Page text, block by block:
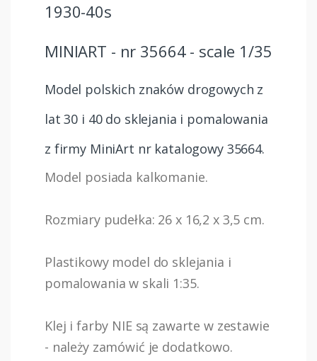
1930-40s
MINIART - nr 35664 - scale 1/35
Model polskich znaków drogowych z
lat 30 i 40 do sklejania i pomalowania
z firmy MiniArt nr katalogowy 35664.
Model posiada kalkomanie.
Rozmiary pudełka: 26 x 16,2 x 3,5 cm.
Plastikowy model do sklejania i
pomalowania w skali 1:35.
Klej i farby NIE są zawarte w zestawie
- należy zamówić je dodatkowo.